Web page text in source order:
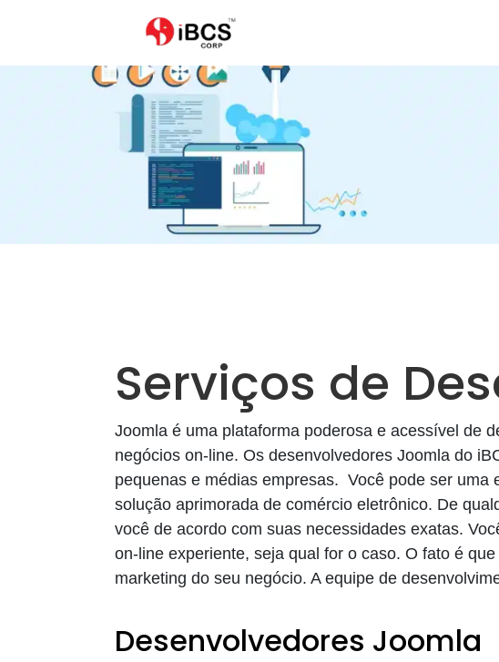
Serviços de
Joomla é uma plataforma poderosa e acessível de
negócios on-line. Os desenvolvedores Joomla do
pequenas e médias empresas. Você pode ser
solução aprimorada de comércio eletrônico. De
você de acordo com suas necessidades exatas.
on-line experiente, seja qual for o caso. O fato é
marketing do seu negócio. A equipe de
Desenvolvedores Joomla